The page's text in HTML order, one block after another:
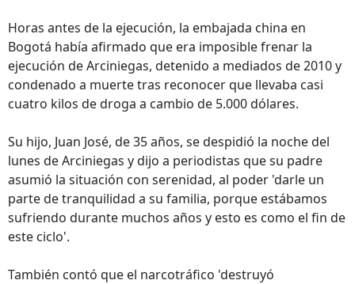
Horas antes de la ejecución, la embajada china en
Bogotá había afirmado que era imposible frenar la
ejecución de Arciniegas, detenido a mediados de 2010 y
condenado a muerte tras reconocer que llevaba casi
cuatro kilos de droga a cambio de 5.000 dólares.
Su hijo, Juan José, de 35 años, se despidió la noche del
lunes de Arciniegas y dijo a periodistas que su padre
asumió la situación con serenidad, al poder 'darle un
parte de tranquilidad a su familia, porque estábamos
sufriendo durante muchos años y esto es como el fin de
este ciclo'.
También contó que el narcotráfico 'destruyó